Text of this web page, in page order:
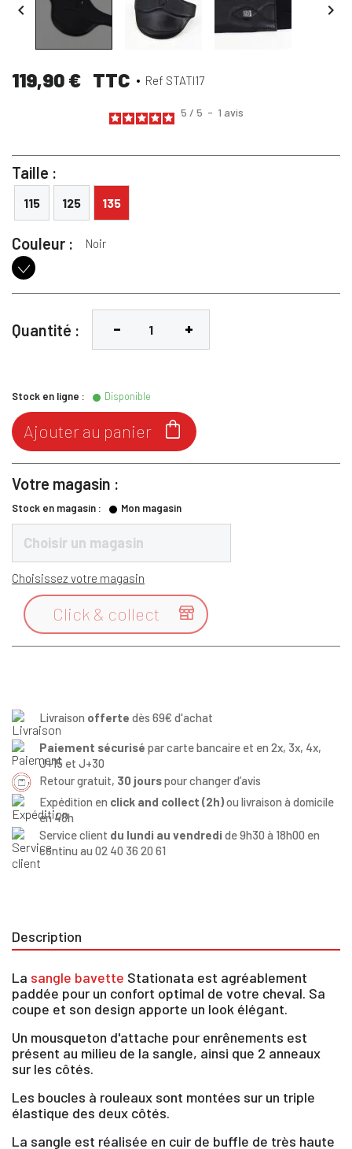
 
119,90 € TTC Ref STATI17
5 / 5 - 1 avis
Taille :
115 125 135
Couleur : Noir
Noir
Quantité :
Stock en ligne : Disponible

Ajouter au panier
Votre magasin :
Stock en magasin : Mon magasin
Choisir un magasin
Choisissez votre magasin

Click & collect
Livraison offerte dès 69€ d'achat
Paiement sécurisé par carte bancaire et en 2x, 3x, 4x,
J+15 et J+30
Retour gratuit, 30 jourspour changer d’avis
Expédition en click and collect (2h)ou livraison à domicile
en 48h
Service client du lundi au vendredi de 9h30 à 18h00 en
continu au 02 40 36 20 61
Description
La sangle bavette Stationata est agréablement
paddée pour un confort optimal de votre cheval. Sa
coupe et son design apporte un look élégant.
Un mousqueton d'attache pour enrênements est
présent au milieu de la sangle, ainsi que 2 anneaux
sur les côtés.
Les boucles à rouleaux sont montées sur un triple
élastique des deux côtés.
La sangle est réalisée en cuir de buffle de très haute